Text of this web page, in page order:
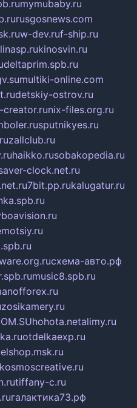
mymubaby.ru
rusgosnews.com
w-dev.ruf-ship.ru
kinosvin.ru
deltaprim.spb.ru
multiki-online.com
detskiy-ostrov.ru
creator.runix-files.org.ru
sputnikyes.ru
zallclub.ru
haikko.rusobakopedia.ru
clock.net.ru
7bit.pp.rukalugatur.ru
схема-авто.рф
music8.spb.ru
zosikamery.ru
hohota.netalimy.ru
otdelkaexp.ru
kosmoscreative.ru
tiffany-c.ru
галактика73.рф